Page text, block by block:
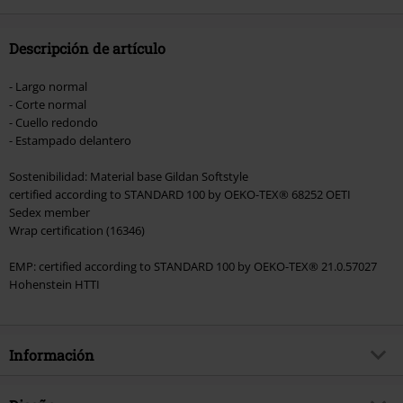
Descripción de artículo
- Largo normal
- Corte normal
- Cuello redondo
- Estampado delantero
Sostenibilidad: Material base Gildan Softstyle
certified according to STANDARD 100 by OEKO-TEX® 68252 OETI
Sedex member
Wrap certification (16346)
EMP: certified according to STANDARD 100 by OEKO-TEX® 21.0.57027
Hohenstein HTTI
Información
Artículo no.